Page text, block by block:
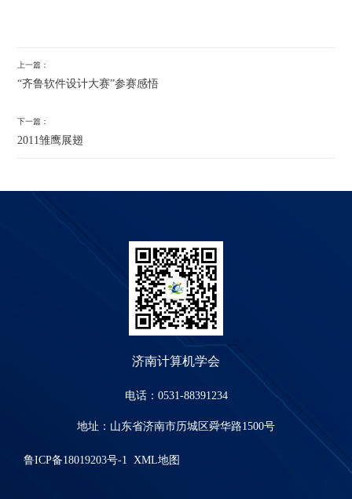
上一篇：
“齐鲁软件设计大赛”参赛感悟
下一篇：
2011雏鹰展翅
济南计算机学会
电话：0531-88391234
地址：山东省济南市历城区舜华路1500号
鲁ICP备18019203号-1 XML地图